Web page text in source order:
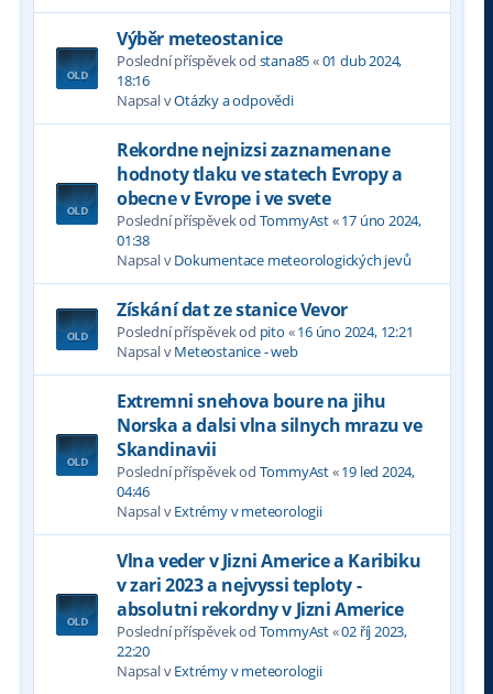
Výběr meteostanice
Poslední příspěvek od stana85«01 dub 2024,
18:16
Napsal vOtázky a odpovědi
Rekordne nejnizsi zaznamenane
hodnoty tlaku ve statech Evropy a
obecne v Evrope i ve svete
Poslední příspěvek od TommyAst«17 úno 2024,
01:38
Napsal vDokumentace meteorologických jevů
Získání dat ze stanice Vevor
Poslední příspěvek od pito «16 úno 2024, 12:21
Napsal vMeteostanice - web
Extremni snehova boure na jihu
Norska a dalsi vlna silnych mrazu ve
Skandinavii
Poslední příspěvek od TommyAst«19 led 2024,
04:46
Napsal vExtrémy v meteorologii
Vlna veder v Jizni Americe a Karibiku
v zari 2023 a nejvyssi teploty -
absolutni rekordny v Jizni Americe
Poslední příspěvek od TommyAst«02 říj 2023,
22:20
Napsal vExtrémy v meteorologii